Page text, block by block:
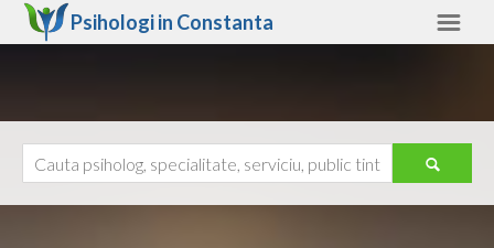
Psihologi in Constanta
Ajutor